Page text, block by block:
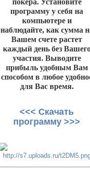
покера. Установите
программу у себя на
компьютере и
наблюдайте, как сумма
Вашем счете растет
каждый день без
участия. Выводите
прибыль удобным Вам
способом в любое
для Вас время.
<<< Скачать
программу >>>